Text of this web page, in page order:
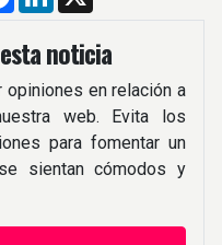
noticia
en relación a
web. Evita los
para fomentar un
sientan cómodos y